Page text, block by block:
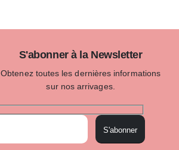
S'abonner à la Newsletter
Obtenez toutes les dernières informations
sur nos arrivages.
S'abonner